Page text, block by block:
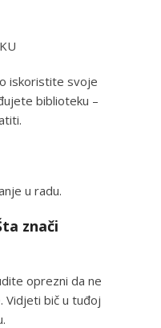
iskoristite svoje
biblioteku –
u radu.
znači
oprezni da ne
Vidjeti bič u tuđoj